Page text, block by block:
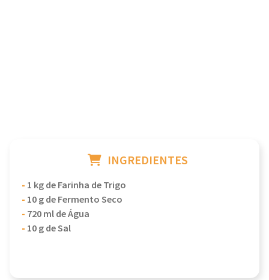
INGREDIENTES
- 1 kg de Farinha de Trigo
- 10 g de Fermento Seco
- 720 ml de Água
- 10 g de Sal